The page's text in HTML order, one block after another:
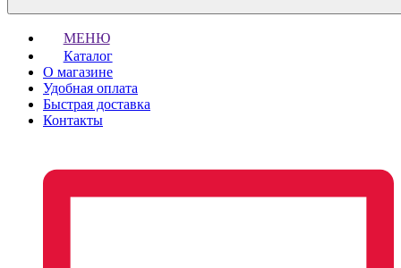
МЕНЮ
Каталог
О магазине
Удобная оплата
Быстрая доставка
Контакты